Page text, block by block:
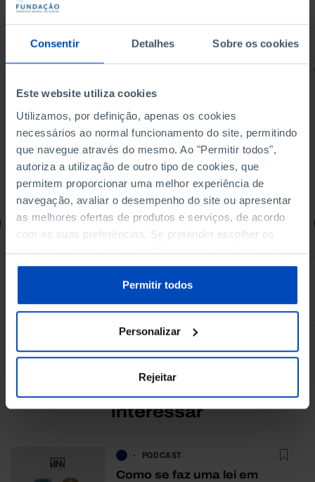
Consentir Detalhes Sobre os cookies
Este website utiliza cookies
Utilizamos, por definição, apenas os cookies
necessários ao normal funcionamento do site, permitindo
que navegue através do mesmo. Ao "Permitir todos",
autoriza a utilização de outro tipo de cookies, que
permitem proporcionar uma melhor experiência de
navegação, avaliar o desempenho do site ou apresentar
as melhores ofertas de produtos e serviços, de acordo
com as suas preferências. Se pretender escolher os
tipos de cookies, clique em "Personalizar". Saiba mais
sobre cookies através da gestão de preferências ou da
Política de Cookies.
Permitir todos
Personalizar
Rejeitar
Promessas do Futebol
4,50 € 5,00 € -10%
Comprar
Também lhe pode
interessar
PODCAST
Como se faz uma lei em